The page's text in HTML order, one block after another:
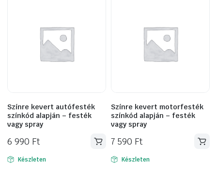
Színre kevert autófesték
színkód alapján – festék
vagy spray
6 990 Ft
Készleten
Színre kevert motorfesték
színkód alapján – festék
vagy spray
7 590 Ft
Készleten